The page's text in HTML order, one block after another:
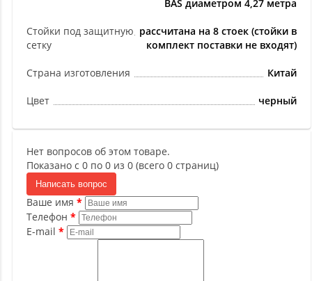
BAS диаметром 4,27 метра
Стойки под защитную
сетку
рассчитана на 8 стоек (стойки в
комплект поставки не входят)
Страна изготовления Китай
Цвет черный
Нет вопросов об этом товаре.
Показано с 0 по 0 из 0 (всего 0 страниц)
Написать вопрос
Ваше имя
Телефон
E-mail